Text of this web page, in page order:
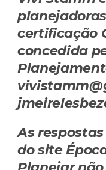
certificação
concedida
As
do site